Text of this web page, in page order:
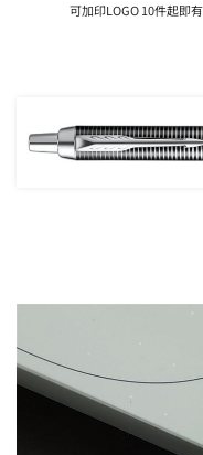
可加印LOGO 10件起即